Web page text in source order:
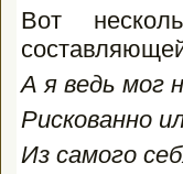
Вот
А я ведь мог
Рискованно
Из самого